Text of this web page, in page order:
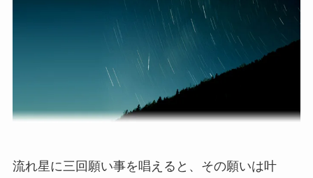
流れ星に三回願い事を唱えると、その願いは叶